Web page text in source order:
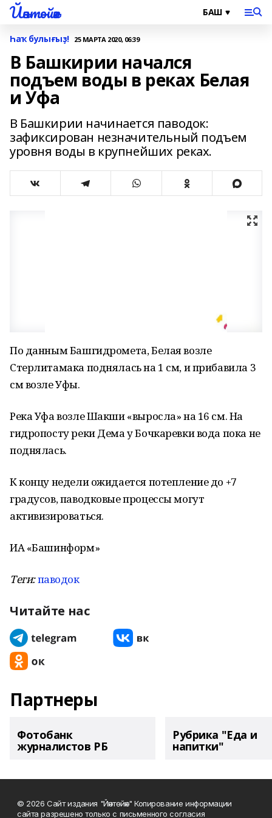
Йәнтөйәк
Һаҡ булығыҙ! 25 МАРТА 2020, 06:39
В Башкирии начался
подъем воды в реках Белая
и Уфа
В Башкирии начинается паводок:
зафиксирован незначительный подъем
уровня воды в крупнейших реках.
По данным Башгидромета, Белая возле
Стерлитамака поднялась на 1 см, и прибавила 3
см возле Уфы.
Река Уфа возле Шакши «выросла» на 16 см. На
гидропосту реки Дема у Бочкаревки вода пока не
поднялась.
К концу недели ожидается потепление до +7
градусов, паводковые процессы могут
активизироваться.
ИА «Башинформ»
Теги:паводок
Читайте нас
Партнеры
Фотобанк
журналистов РБ
Рубрика "Еда и
напитки"
© 2026 Сайт издания "Йәнтөйәк" Копирование информации
сайта разрешено только с письменного согласия